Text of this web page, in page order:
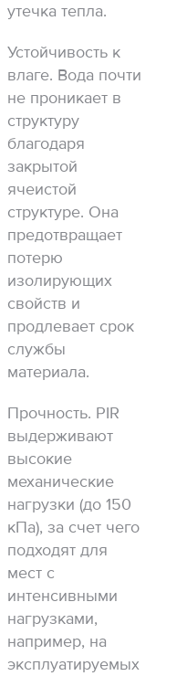
утечка тепла.
Устойчивость к
влаге. Вода почти
не проникает в
структуру
благодаря
закрытой
ячеистой
структуре. Она
предотвращает
потерю
изолирующих
свойств и
продлевает срок
службы
материала.
Прочность. PIR
выдерживают
высокие
механические
нагрузки (до 150
кПа), за счет чего
подходят для
мест с
интенсивными
нагрузками,
например, на
эксплуатируемых